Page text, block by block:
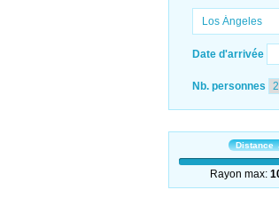
Date d'arrivée
Nb. personnes
Distance
Rayon max: